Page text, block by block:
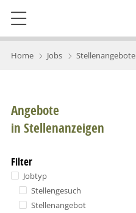
Home Jobs Stellenangebote
Angebote
in Stellenanzeigen
Filter
Jobtyp
Stellengesuch
Stellenangebot